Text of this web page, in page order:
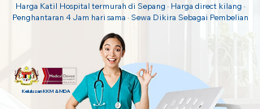
Harga Katil Hospital termurah di Sepang · Harga direct kilang ·
Penghantaran 4 Jam hari sama · Sewa Dikira Sebagai Pembelian
Kelulusan KKM & MDA